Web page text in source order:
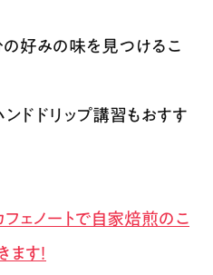
好みの味を見つけるこ
ドドリップ講習もおすす
ェノートで自家焙煎のこ
す！